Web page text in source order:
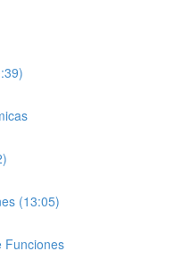
(13:05)
Funciones